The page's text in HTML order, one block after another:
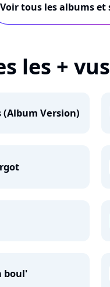
Voir tous les albums et
les +
(Album Version)
boul'